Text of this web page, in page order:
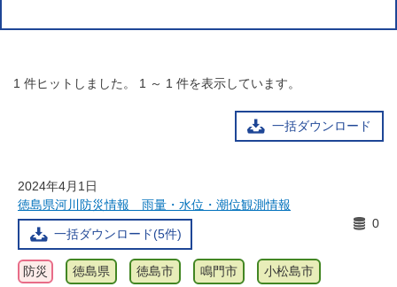
1 件ヒットしました。 1 ～ 1 件を表示しています。
一括ダウンロード
2024年4月1日
徳島県河川防災情報 雨量・水位・潮位観測情報
一括ダウンロード(5件)
0
防災 徳島県 徳島市 鳴門市 小松島市